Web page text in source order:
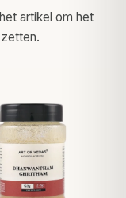
artikel om het